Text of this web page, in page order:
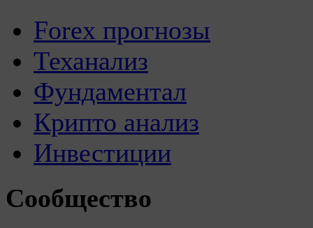
Forex прогнозы
Теханализ
Фундаментал
Крипто анализ
Инвестиции
Сообщество